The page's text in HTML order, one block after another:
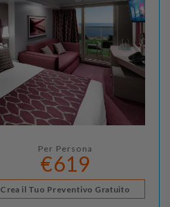
Per Persona
€619
Crea il Tuo Preventivo Gratuito